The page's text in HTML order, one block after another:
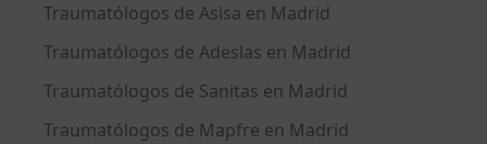
Traumatólogos de Asisa en Madrid
Traumatólogos de Adeslas en Madrid
Traumatólogos de Sanitas en Madrid
Traumatólogos de Mapfre en Madrid